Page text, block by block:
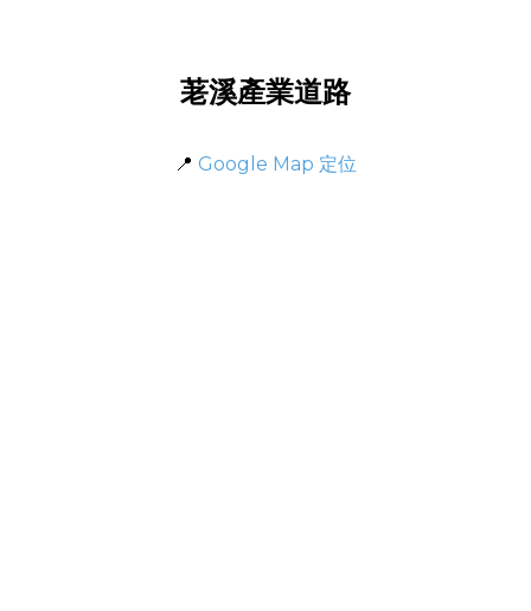
荖溪產業道路
📍 Google Map 定位